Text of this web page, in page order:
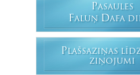
PASAULES
FALUŅ DAFA
PLAŠSAZIŅAS
ZIŅOJUMI